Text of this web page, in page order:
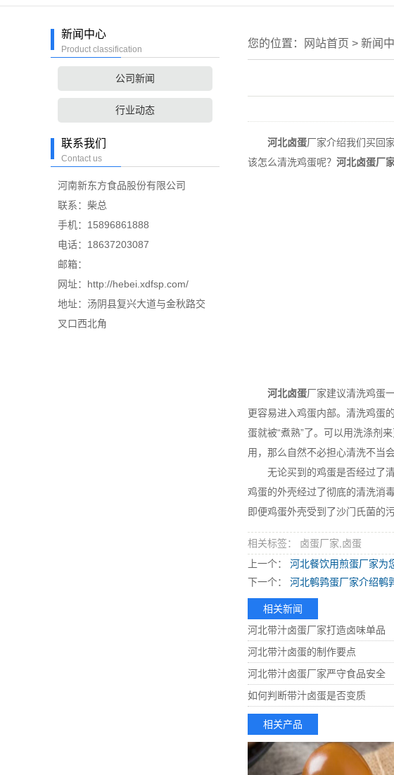
新闻中心
Product classification
公司新闻
行业动态
联系我们
Contact us
河南新东方食品股份有限公司
联系：柴总
手机：15896861888
电话：18637203087
邮箱：
网址：http://hebei.xdfsp.com/
地址：汤阴县复兴大道与金秋路交
叉口西北角
您的位置： 网站首页 > 新闻
河北卤蛋厂家介绍我们买回
该怎么清洗鸡蛋呢？ 河北卤蛋厂
河北卤蛋厂家建议清洗鸡蛋
更容易进入鸡蛋内部。清洗鸡蛋
蛋就被“煮熟”了。可以用洗涤剂
用，那么自然不必担心清洗不当
无论买到的鸡蛋是否经过了清
鸡蛋的外壳经过了彻底的清洗消
即便鸡蛋外壳受到了沙门氏菌的
相关标签： 卤蛋厂家,卤蛋
上一个：
河北餐饮用煎蛋厂家为
下一个：
河北鹌鹑蛋厂家介绍鹌
相关新闻
河北带汁卤蛋厂家打造卤味单品
河北带汁卤蛋的制作要点
河北带汁卤蛋厂家严守食品安全
如何判断带汁卤蛋是否变质
相关产品